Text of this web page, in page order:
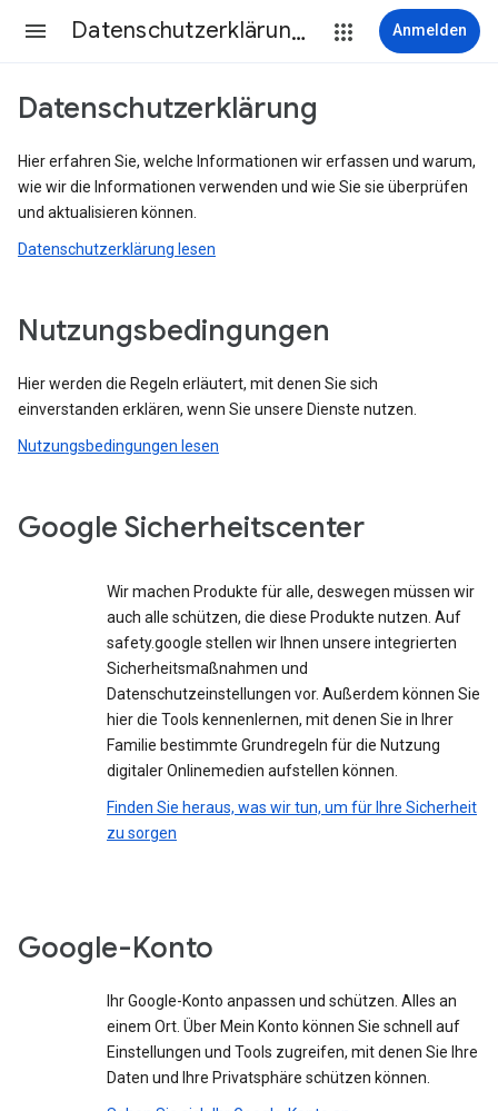
Datenschutzerklärung & Nutzungsbedingungen Anmelden
Datenschutzerklärung
Hier erfahren Sie, welche Informationen wir erfassen und warum,
wie wir die Informationen verwenden und wie Sie sie überprüfen
und aktualisieren können.
Datenschutzerklärung lesen
Nutzungsbedingungen
Hier werden die Regeln erläutert, mit denen Sie sich
einverstanden erklären, wenn Sie unsere Dienste nutzen.
Nutzungsbedingungen lesen
Google Sicherheitscenter
Wir machen Produkte für alle, deswegen müssen wir
auch alle schützen, die diese Produkte nutzen. Auf
safety.google stellen wir Ihnen unsere integrierten
Sicherheitsmaßnahmen und
Datenschutzeinstellungen vor. Außerdem können Sie
hier die Tools kennenlernen, mit denen Sie in Ihrer
Familie bestimmte Grundregeln für die Nutzung
digitaler Onlinemedien aufstellen können.
Finden Sie heraus, was wir tun, um für Ihre Sicherheit
zu sorgen
Google-Konto
Ihr Google-Konto anpassen und schützen. Alles an
einem Ort. Über Mein Konto können Sie schnell auf
Einstellungen und Tools zugreifen, mit denen Sie Ihre
Daten und Ihre Privatsphäre schützen können.